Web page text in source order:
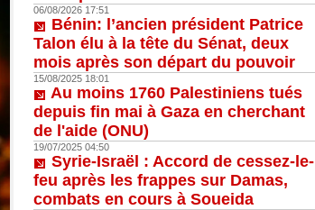
06/08/2026 17:51
Bénin: l’ancien président Patrice
Talon élu à la tête du Sénat, deux
mois après son départ du pouvoir
15/08/2025 18:01
Au moins 1760 Palestiniens tués
depuis fin mai à Gaza en cherchant
de l'aide (ONU)
19/07/2025 04:50
Syrie-Israël : Accord de cessez-le-
feu après les frappes sur Damas,
combats en cours à Soueida